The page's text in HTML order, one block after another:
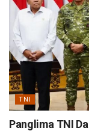
TNI
Panglima TNI